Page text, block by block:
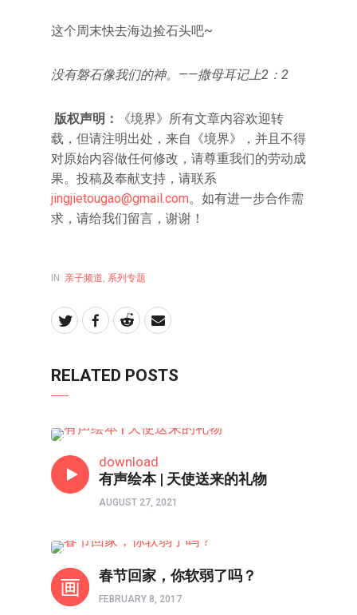
这个周末快去海边捡石头吧~
没有磐石像我们的神。——撒母耳记上2：2
版权声明：
《境界》所有文章内容欢迎转
载，但请注明出处，来自《境界》，并且不得
对原始内容做任何修改，请尊重我们的劳动成
果。投稿及奉献支持，请联系
jingjietougao@gmail.com。如有进一步合作需
求，请给我们留言，谢谢！
IN: 亲子频道, 系列专题
RELATED POSTS
download
有声绘本 | 天使送来的礼物
AUGUST 27, 2021
春节回家，你软弱了吗？
FEBRUARY 8, 2017